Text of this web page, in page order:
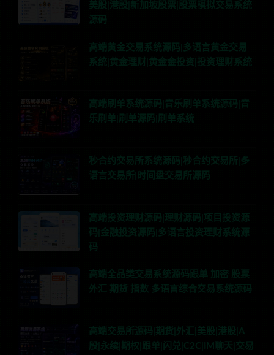
美股|港股|新加坡股票|股票模拟交易系统
源码
高端黄金交易系统源码|多语言黄金交易
系统|黄金理财|黄金金投资|投资理财系统
高端刷单系统源码|音乐刷单系统源码|音
乐刷单|刷单源码|刷单系统
秒合约交易所系统源码|秒合约交易所|多
语言交易所|时间盘交易所源码
高端投资理财源码|理财源码|项目投资源
码|金融投资源码|多语言投资理财系统源
码
高端全品类交易系统源码跟单 加密 股票
外汇 期货 指数 多语言综合交易系统源码
高端交易所源码|期货|外汇|美股|港股|A
股|永续|期权|跟单|闪兑|C2C|IM聊天|交易